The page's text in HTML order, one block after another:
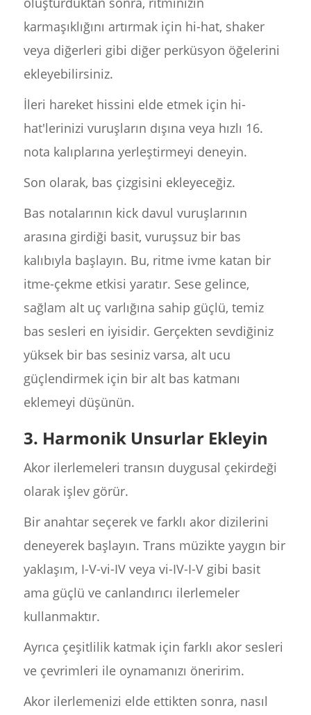
karmaşıklığını artırmak için hi-hat, shaker
veya diğerleri gibi diğer perküsyon öğelerini
ekleyebilirsiniz.
İleri hareket hissini elde etmek için hi-
hat'lerinizi vuruşların dışına veya hızlı 16.
nota kalıplarına yerleştirmeyi deneyin.
Son olarak, bas çizgisini ekleyeceğiz.
Bas notalarının kick davul vuruşlarının
arasına girdiği basit, vuruşsuz bir bas
kalıbıyla başlayın. Bu, ritme ivme katan bir
itme-çekme etkisi yaratır. Sese gelince,
sağlam alt uç varlığına sahip güçlü, temiz
bas sesleri en iyisidir. Gerçekten sevdiğiniz
yüksek bir bas sesiniz varsa, alt ucu
güçlendirmek için bir alt bas katmanı
eklemeyi düşünün.
3. Harmonik Unsurlar Ekleyin
Akor ilerlemeleri transın duygusal çekirdeği
olarak işlev görür.
Bir anahtar seçerek ve farklı akor dizilerini
deneyerek başlayın. Trans müzikte yaygın bir
yaklaşım, I-V-vi-IV veya vi-IV-I-V gibi basit
ama güçlü ve canlandırıcı ilerlemeler
kullanmaktır.
Ayrıca çeşitlilik katmak için farklı akor sesleri
ve çevrimleri ile oynamanızı öneririm.
Akor ilerlemenizi elde ettikten sonra, nasıl